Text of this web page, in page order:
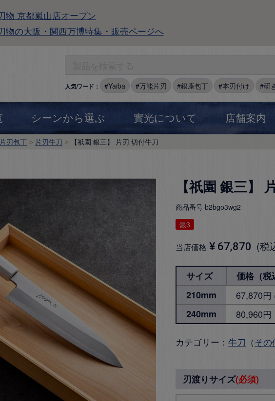
物 京都嵐山店オープン
物の大阪・関西万博特集・販売ページへ
人気ワード： Yaiba 万能片刃 銀座包丁 本刃付け 研
シーンから選ぶ 實光について 店舗案内
刃包丁 片刃牛刀 【祇園 銀三】 片刃 切付牛刀
【祇園 銀三】
商品番号 b2bgo3wg2
銀3
当店価格 ¥ 67,870 税
サイズ
価格（税
210mm
67,870円
240mm
80,960円
カテゴリー：牛刀 （その
刃渡りサイズ(必須)